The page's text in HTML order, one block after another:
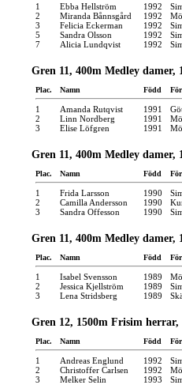
1 Ebba Hellström 1992
2
Miranda Bånnsgård 1992
3
Felicia Eckerman 1992
5
Sandra Olsson 1992
7
Alicia Lundqvist 1992
Gren 11, 400m Medley damer,
Plac. Namn Född
1 Amanda Rutqvist 1991
2
Linn Nordberg 1991
3
Elise Löfgren 1991
Gren 11, 400m Medley damer,
Plac. Namn Född
1 Frida Larsson 1990
2
Camilla Andersson 1990
3
Sandra Offesson 1990
Gren 11, 400m Medley damer,
Plac. Namn Född
1 Isabel Svensson 1989
2
Jessica Kjellström 1989
3
Lena Stridsberg 1989
Gren 12, 1500m Frisim herrar,
Plac. Namn Född
1 Andreas Englund 1992
2
Christoffer Carlsen 1992
3
Melker Selin 1993